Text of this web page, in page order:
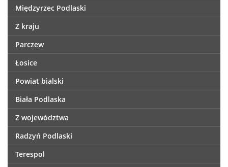
Międzyrzec Podlaski
Z kraju
Parczew
Łosice
Powiat bialski
Biała Podlaska
Z województwa
Radzyń Podlaski
Terespol